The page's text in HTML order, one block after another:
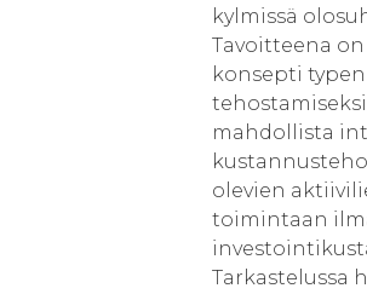
kylmissä
Tavoitteena
konsepti
mahdollista
olevien
toimintaan
Tarkastelussa